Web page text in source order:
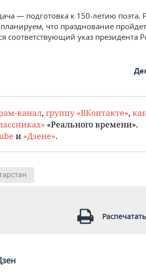
— подготовка к 150-летию поэта.
что празднование
соответствующий указ президента
канал, группу «ВКонтакте»,
«Реального времени».
и «Дзене».